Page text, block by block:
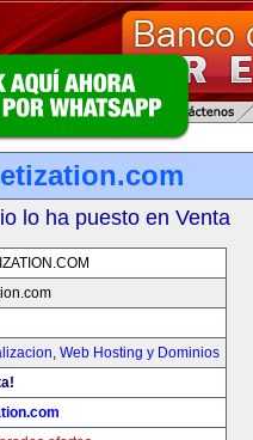
lo ha puesto en Venta
, Web Hosting y Dominios